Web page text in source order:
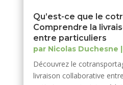
Qu’est-ce que le
Comprendre la
entre particuliers
par Nicolas Duchesne
Découvrez le
livraison collaborative